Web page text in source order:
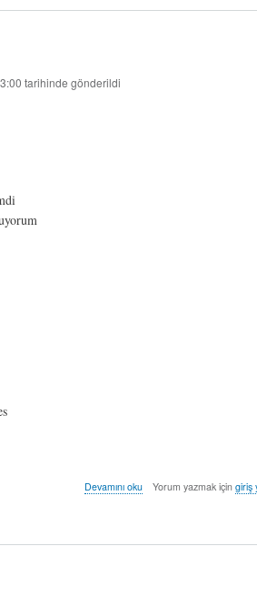
hakkında
tarihinde gönderildi
can
hakkında
Devamını oku Yorum yazmak içingiriş